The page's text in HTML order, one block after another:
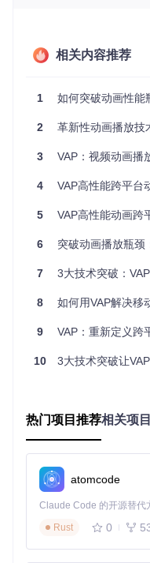
画
加载速度慢
We
bM
视频
解码性能差，
兼容性有限
VAP的出现，不仅解决
视频动画播放的性能标
的动画展示能力。
渲染架构。传统视频格
果的完美结合。
Alpha通道分离存储技术
种方法既保持了H.264编
式无法支持的透明效果
解析RGB数据，而Alpha
跨平台渲染引擎架构
相关内容推荐
1 如何突破动画性能瓶
2 革新性动画播放技
3 VAP：视频动画播放的
4 VAP高性能跨平台
5 VAP高性能动画跨
6 突破动画播放瓶颈
7 3大技术突破：VAP
8 如何用VAP解决移动端
9 VAP：重新定义跨
10 3大技术突破让VAP成为移
热门项目推荐相关项
atomcode
Rust
0